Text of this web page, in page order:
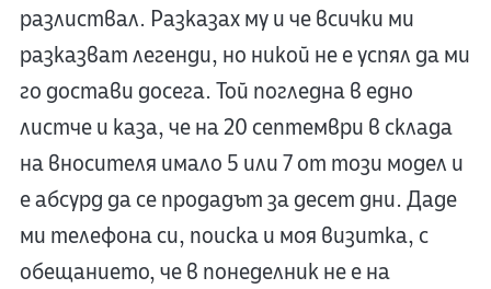
разлиствал. Разказах му и че всички ми
разказват легенди, но никой не е успял да ми
го достави досега. Той погледна в едно
листче и каза, че на 20 септември в склада
на вносителя имало 5 или 7 от този модел и
е абсурд да се продадът за десет дни. Даде
ми телефона си, поиска и моя визитка, с
обещанието, че в понеделник не е на